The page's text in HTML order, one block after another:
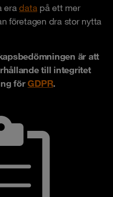
eradata på ett mer
företagen dra stor nytta
är att
till integritet
förGDPR.